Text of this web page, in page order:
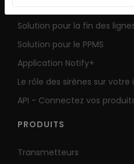
Solution pour la fin des
Solution pour le PPMS
Application Notify+
Le rôle des sirènes sur votre
API - Connectez vos
PRODUITS
Transmetteurs